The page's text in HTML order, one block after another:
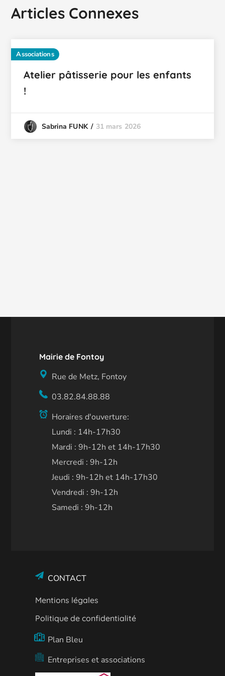
Articles Connexes
Associations
Atelier pâtisserie pour les enfants
!
Sabrina FUNK 31 mars 2026
Mairie de Fontoy
Rue de Metz, Fontoy
03.82.84.88.88
Horaires d'ouverture:
Lundi : 14h-17h30
Mardi : 9h-12h et 14h-17h30
Mercredi : 9h-12h
Jeudi : 9h-12h et 14h-17h30
Vendredi : 9h-12h
Samedi : 9h-12h
CONTACT
Mentions légales
Politique de confidentialité
Plan Bleu
Entreprises et associations